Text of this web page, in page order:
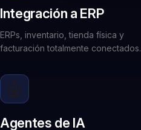
Integración a ERP
ERPs, inventario, tienda física y
facturación totalmente conectados.
Agentes de IA